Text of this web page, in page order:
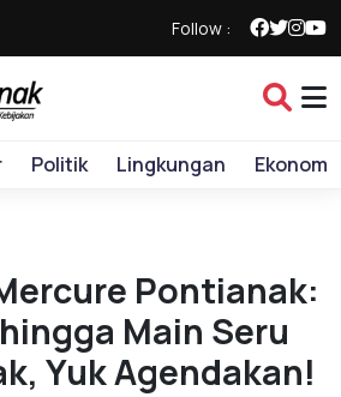
Follow :
Politik Lingkungan Ekonomi
Pontianak:
Main Seru
Yuk Agendakan!